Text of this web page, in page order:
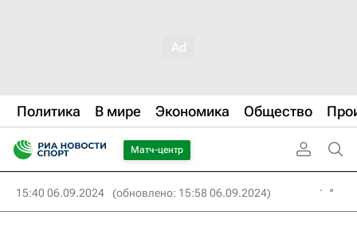
Политика В мире Экономика Общество
Матч-центр
15:40 06.09.2024 (обновлено: 15:58 06.09.2024)